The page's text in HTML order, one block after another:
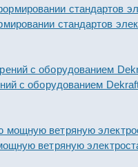
стандартов
с оборудованием
ветряную